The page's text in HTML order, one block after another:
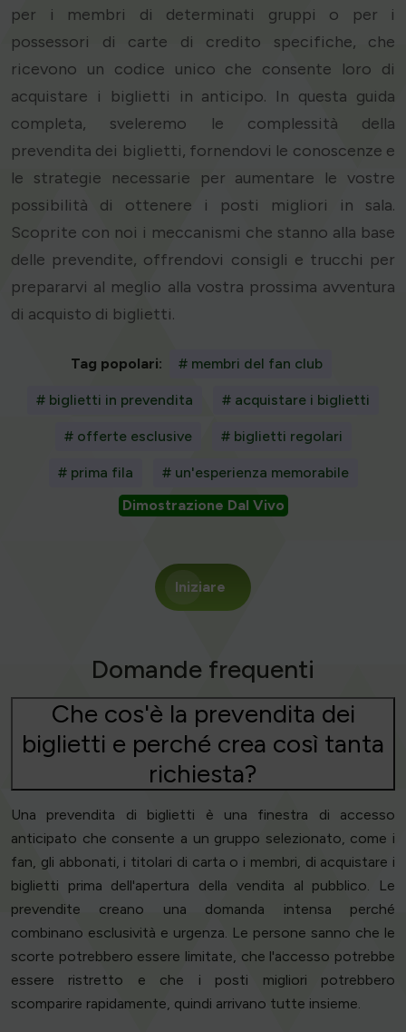
per i membri di determinati gruppi o per i
possessori di carte di credito specifiche, che
ricevono un codice unico che consente loro di
acquistare i biglietti in anticipo. In questa guida
completa, sveleremo le complessità della
prevendita dei biglietti, fornendovi le conoscenze e
le strategie necessarie per aumentare le vostre
possibilità di ottenere i posti migliori in sala.
Scoprite con noi i meccanismi che stanno alla base
delle prevendite, offrendovi consigli e trucchi per
prepararvi al meglio alla vostra prossima avventura
di acquisto di biglietti.
Tag popolari: # membri del fan club
# biglietti in prevendita # acquistare i biglietti
# offerte esclusive # biglietti regolari
# prima fila
# un'esperienza memorabile
Dimostrazione Dal Vivo
Iniziare
Domande frequenti
Che cos'è la prevendita dei
biglietti e perché crea così tanta
richiesta?
Una prevendita di biglietti è una finestra di accesso
anticipato che consente a un gruppo selezionato, come i
fan, gli abbonati, i titolari di carta o i membri, di acquistare i
biglietti prima dell'apertura della vendita al pubblico. Le
prevendite creano una domanda intensa perché
combinano esclusività e urgenza. Le persone sanno che le
scorte potrebbero essere limitate, che l'accesso potrebbe
essere ristretto e che i posti migliori potrebbero
scomparire rapidamente, quindi arrivano tutte insieme.